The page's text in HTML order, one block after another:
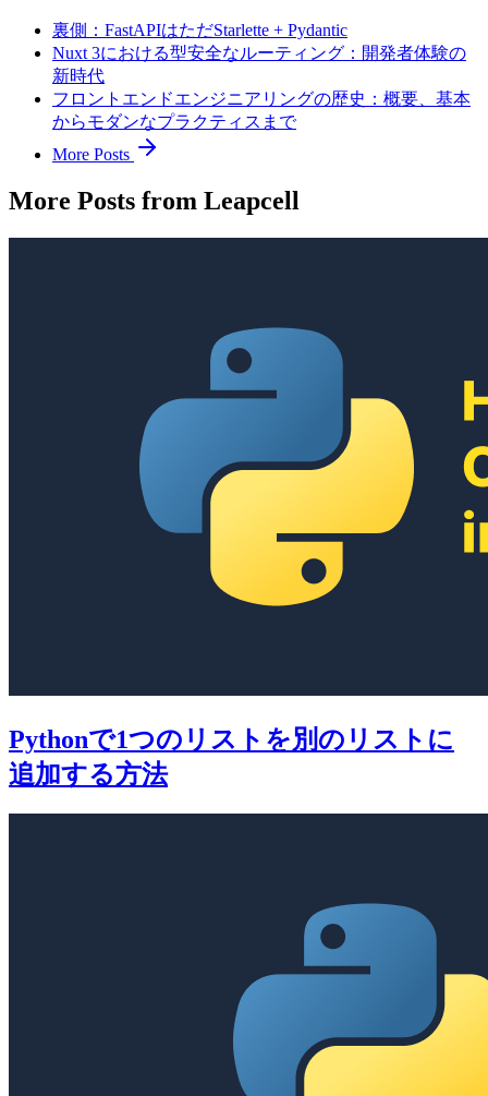
裏側：FastAPIはただStarlette + Pydantic
Nuxt 3における型安全なルーティング：開発者体験の
新時代
フロントエンドエンジニアリングの歴史：概要、基本
からモダンなプラクティスまで
More Posts
More Posts from Leapcell
Pythonで1つのリストを別のリストに
追加する方法